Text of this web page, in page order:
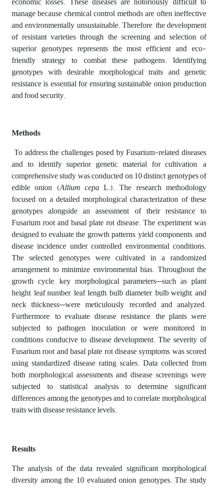
manage because chemical control methods are often ineffective
and environmentally unsustainable. Therefore, the development
of resistant varieties through the screening and selection of
superior genotypes represents the most efficient and eco-
friendly strategy to combat these pathogens. Identifying
genotypes with desirable morphological traits and genetic
resistance is essential for ensuring sustainable onion production
and food security.
Methods
To address the challenges posed by Fusarium-related diseases
and to identify superior genetic material for cultivation, a
comprehensive study was conducted on 10 distinct genotypes of
edible onion (Allium cepaL.). The research methodology
focused on a detailed morphological characterization of these
genotypes alongside an assessment of their resistance to
Fusarium root and basal plate rot disease. The experiment was
designed to evaluate the growth patterns, yield components, and
disease incidence under controlled environmental conditions.
The selected genotypes were cultivated in a randomized
arrangement to minimize environmental bias. Throughout the
growth cycle, key morphological parameters—such as plant
height, leaf number, leaf length, bulb diameter, bulb weight, and
neck thickness—were meticulously recorded and analyzed.
Furthermore, to evaluate disease resistance, the plants were
subjected to pathogen inoculation or were monitored in
conditions conducive to disease development. The severity of
Fusarium root and basal plate rot disease symptoms was scored
using standardized disease rating scales. Data collected from
both morphological assessments and disease screenings were
subjected to statistical analysis to determine significant
differences among the genotypes and to correlate morphological
traits with disease resistance levels.
Results
The analysis of the data revealed significant morphological
diversity among the 10 evaluated onion genotypes. The study